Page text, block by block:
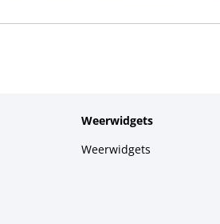
Weerwidgets
Weerwidgets